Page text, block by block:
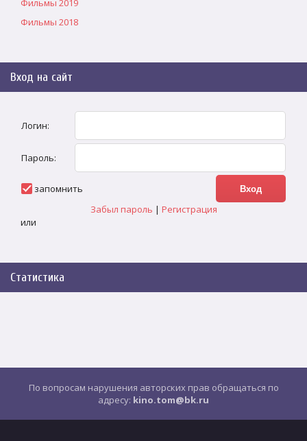
Фильмы 2019
Фильмы 2018
Вход на сайт
Логин:
Пароль:
запомнить
Забыл пароль | Регистрация
или
Статистика
По вопросам нарушения авторских прав обращаться по
адресу: kino.tom@bk.ru